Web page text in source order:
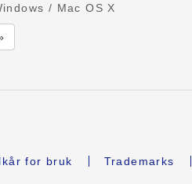
/ Mac OS X
for bruk Trademarks